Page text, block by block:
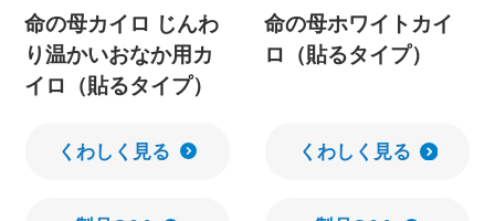
命の母カイロ じんわ
り温かいおなか用カ
イロ（貼るタイプ）
くわしく見る
命の母ホワイトカイ
ロ（貼るタイプ）
くわしく見る